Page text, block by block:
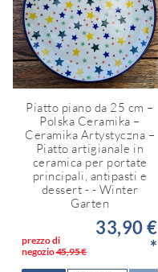
Piatto piano da 25 cm –
Polska Ceramika –
Ceramika Artystyczna –
Piatto artigianale in
ceramica per portate
principali, antipasti e
dessert - - Winter
Garten
prezzo di
negozio45,95 €
33,90 €
*